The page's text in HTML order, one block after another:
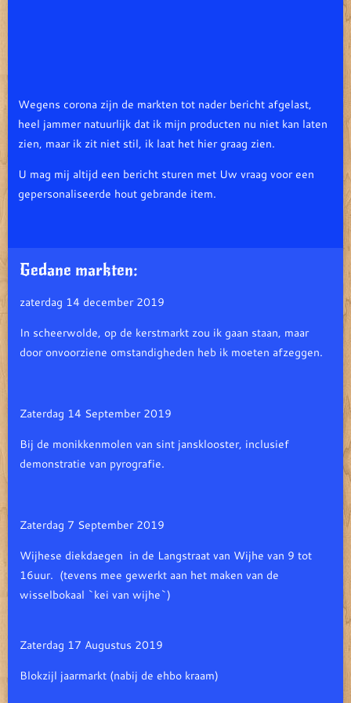
Wegens corona zijn de markten tot nader bericht afgelast,
heel jammer natuurlijk dat ik mijn producten nu niet kan laten
zien, maar ik zit niet stil, ik laat het hier graag zien.
U mag mij altijd een bericht sturen met Uw vraag voor een
gepersonaliseerde hout gebrande item.
Gedane markten:
zaterdag 14 december 2019
In scheerwolde, op de kerstmarkt zou ik gaan staan, maar
door onvoorziene omstandigheden heb ik moeten afzeggen.
Zaterdag 14 September 2019
Bij de monikkenmolen van sint jansklooster, inclusief
demonstratie van pyrografie.
Zaterdag 7 September 2019
Wijhese diekdaegen in de Langstraat van Wijhe van 9 tot
16uur. (tevens mee gewerkt aan het maken van de
wisselbokaal `kei van wijhe`)
Zaterdag 17 Augustus 2019
Blokzijl jaarmarkt (nabij de ehbo kraam)